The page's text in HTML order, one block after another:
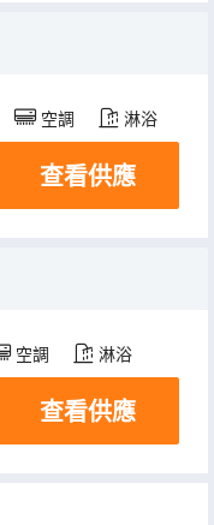
空調 淋浴
查看供應
空調 淋浴
查看供應